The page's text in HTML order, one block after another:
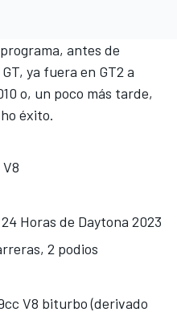
antes de
ya fuera en GT2 a
o, un poco más tarde,
éxito.
24 Horas de Daytona 2023
2 podios
V8 biturbo (derivado